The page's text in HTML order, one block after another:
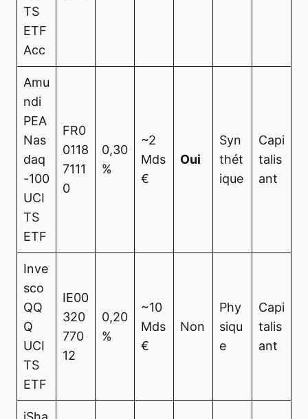
TS
ETF
Acc
Amu
ndi
PEA
Nas
daq
-100
UCI
TS
ETF
FR0
0118
7111
0
0,30
%
~2
Mds
€
Oui
Syn
thét
ique
Capi
talis
ant
Inve
sco
QQ
Q
UCI
TS
ETF
IE00
320
770
12
0,20
%
~10
Mds
€
Non
Phy
siqu
e
Capi
talis
ant